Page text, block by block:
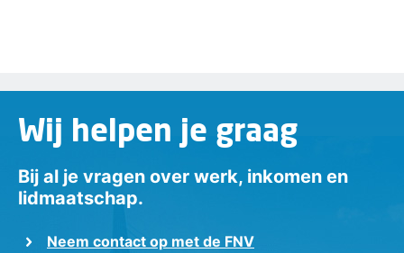
Wij helpen je graag
Bij al je vragen over werk, inkomen en
lidmaatschap.
Neem contact op met de FNV